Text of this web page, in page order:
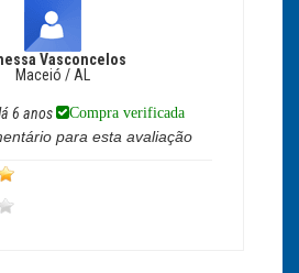
Vasconcelos
Maceió / AL
6 anos Compra verificada
para esta avaliação